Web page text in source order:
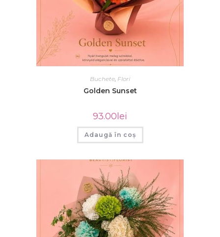
Buchete, Flori
Golden Sunset
93.00 lei
Adaugă în coș